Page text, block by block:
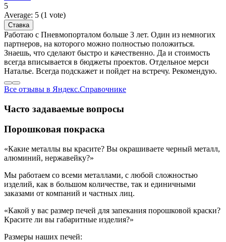
5
Average: 5 (1 vote)
Работаю с Пневмопорталом больше 3 лет. Один из немногих
партнеров, на которого можно полностью положиться.
Знаешь, что сделают быстро и качественно. Да и стоимость
всегда вписывается в бюджеты проектов. Отдельное мерси
Наталье. Всегда подскажет и пойдет на встречу. Рекомендую.
Все отзывы в Яндекс.Справочнике
Часто задаваемые вопросы
Порошковая покраска
«Какие металлы вы красите? Вы окрашиваете черный металл,
алюминий, нержавейку?»
Мы работаем со всеми металлами, с любой сложностью
изделий, как в большом количестве, так и единичными
заказами от компаний и частных лиц.
«Какой у вас размер печей для запекания порошковой краски?
Красите ли вы габаритные изделия?»
Размеры наших печей: